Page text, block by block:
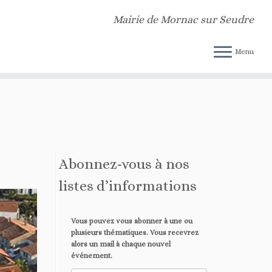
indicator for some code in the plugin or theme running too early. Translations
Mairie de Mornac sur Seudre
Menu
Abonnez-vous à nos
listes d’informations
Vous pouvez vous abonner à une ou
plusieurs thématiques. Vous recevrez
alors un mail à chaque nouvel
événement.